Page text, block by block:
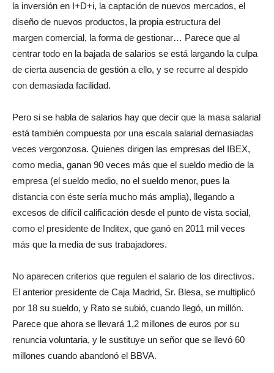
la inversión en I+D+i, la captación de nuevos mercados, el
diseño de nuevos productos, la propia estructura del
margen comercial, la forma de gestionar… Parece que al
centrar todo en la bajada de salarios se está largando la culpa
de cierta ausencia de gestión a ello, y se recurre al despido
con demasiada facilidad.
Pero si se habla de salarios hay que decir que la masa salarial
está también compuesta por una escala salarial demasiadas
veces vergonzosa. Quienes dirigen las empresas del IBEX,
como media, ganan 90 veces más que el sueldo medio de la
empresa (el sueldo medio, no el sueldo menor, pues la
distancia con éste sería mucho más amplia), llegando a
excesos de difícil caliﬁcación desde el punto de vista social,
como el presidente de Inditex, que ganó en 2011 mil veces
más que la media de sus trabajadores.
No aparecen criterios que regulen el salario de los directivos.
El anterior presidente de Caja Madrid, Sr. Blesa, se multiplicó
por 18 su sueldo, y Rato se subió, cuando llegó, un millón.
Parece que ahora se llevará 1,2 millones de euros por su
renuncia voluntaria, y le sustituye un señor que se llevó 60
millones cuando abandonó el BBVA.